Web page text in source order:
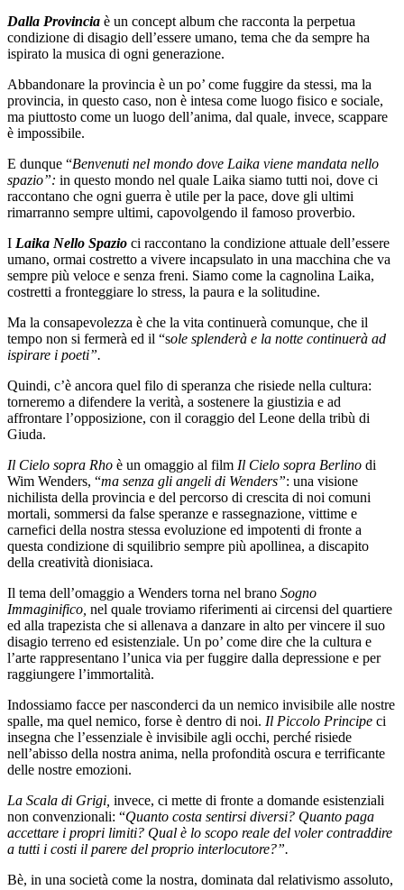
Dalla Provincia è un concept album che racconta la perpetua
condizione di disagio dell’essere umano, tema che da sempre ha
ispirato la musica di ogni generazione.
Abbandonare la provincia è un po’ come fuggire da stessi, ma la
provincia, in questo caso, non è intesa come luogo fisico e sociale,
ma piuttosto come un luogo dell’anima, dal quale, invece, scappare
è impossibile.
E dunque “Benvenuti nel mondo dove Laika viene mandata nello
spazio”: in questo mondo nel quale Laika siamo tutti noi, dove ci
raccontano che ogni guerra è utile per la pace, dove gli ultimi
rimarranno sempre ultimi, capovolgendo il famoso proverbio.
I Laika Nello Spazio ci raccontano la condizione attuale dell’essere
umano, ormai costretto a vivere incapsulato in una macchina che va
sempre più veloce e senza freni. Siamo come la cagnolina Laika,
costretti a fronteggiare lo stress, la paura e la solitudine.
Ma la consapevolezza è che la vita continuerà comunque, che il
tempo non si fermerà ed il “sole splenderà e la notte continuerà ad
ispirare i poeti”.
Quindi, c’è ancora quel filo di speranza che risiede nella cultura:
torneremo a difendere la verità, a sostenere la giustizia e ad
affrontare l’opposizione, con il coraggio del Leone della tribù di
Giuda.
Il Cielo sopra Rho è un omaggio al film Il Cielo sopra Berlino di
Wim Wenders, “ma senza gli angeli di Wenders”: una visione
nichilista della provincia e del percorso di crescita di noi comuni
mortali, sommersi da false speranze e rassegnazione, vittime e
carnefici della nostra stessa evoluzione ed impotenti di fronte a
questa condizione di squilibrio sempre più apollinea, a discapito
della creatività dionisiaca.
Il tema dell’omaggio a Wenders torna nel brano Sogno
Immaginifico, nel quale troviamo riferimenti ai circensi del quartiere
ed alla trapezista che si allenava a danzare in alto per vincere il suo
disagio terreno ed esistenziale. Un po’ come dire che la cultura e
l’arte rappresentano l’unica via per fuggire dalla depressione e per
raggiungere l’immortalità.
Indossiamo facce per nasconderci da un nemico invisibile alle nostre
spalle, ma quel nemico, forse è dentro di noi. Il Piccolo Principe ci
insegna che l’essenziale è invisibile agli occhi, perché risiede
nell’abisso della nostra anima, nella profondità oscura e terrificante
delle nostre emozioni.
La Scala di Grigi, invece, ci mette di fronte a domande esistenziali
non convenzionali: “Quanto costa sentirsi diversi? Quanto paga
accettare i propri limiti? Qual è lo scopo reale del voler contraddire
a tutti i costi il parere del proprio interlocutore?”.
Bè, in una società come la nostra, dominata dal relativismo assoluto,